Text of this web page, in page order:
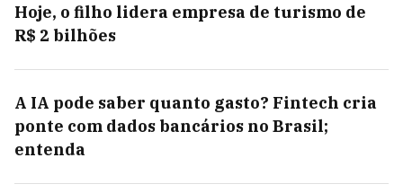
Hoje, o filho lidera empresa de turismo de
R$ 2 bilhões
A IA pode saber quanto gasto? Fintech cria
ponte com dados bancários no Brasil;
entenda